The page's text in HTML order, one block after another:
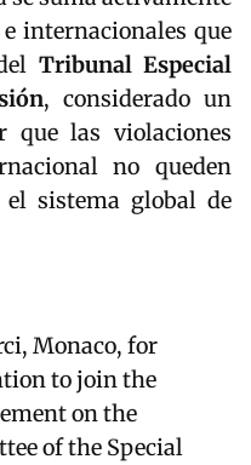
internacionales que
Tribunal Especial
, considerado un
que las violaciones
no queden
sistema global de
Monaco, for
to join the
on the
of the Special